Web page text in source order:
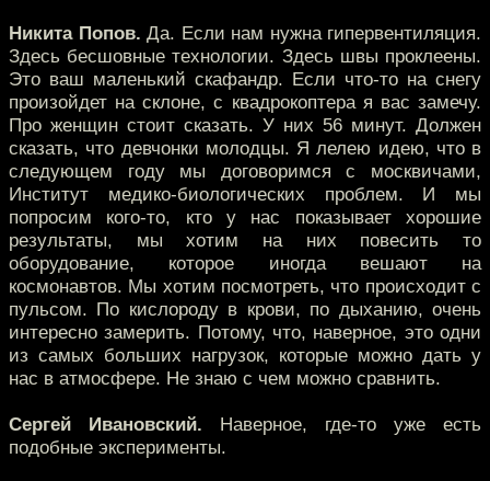
Никита Попов. Да. Если нам нужна гипервентиляция.
Здесь бесшовные технологии. Здесь швы проклеены.
Это ваш маленький скафандр. Если что-то на снегу
произойдет на склоне, с квадрокоптера я вас замечу.
Про женщин стоит сказать. У них 56 минут. Должен
сказать, что девчонки молодцы. Я лелею идею, что в
следующем году мы договоримся с москвичами,
Институт медико-биологических проблем. И мы
попросим кого-то, кто у нас показывает хорошие
результаты, мы хотим на них повесить то
оборудование, которое иногда вешают на
космонавтов. Мы хотим посмотреть, что происходит с
пульсом. По кислороду в крови, по дыханию, очень
интересно замерить. Потому, что, наверное, это одни
из самых больших нагрузок, которые можно дать у
нас в атмосфере. Не знаю с чем можно сравнить.
Сергей Ивановский. Наверное, где-то уже есть
подобные эксперименты.